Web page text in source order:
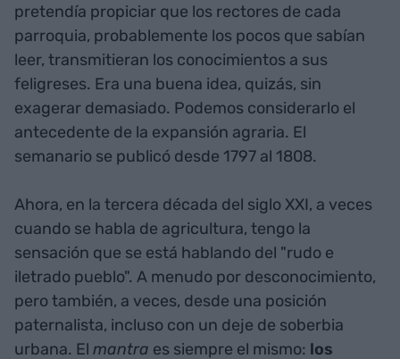
pretendía propiciar que los rectores de cada
parroquia, probablemente los pocos que sabían
leer, transmitieran los conocimientos a sus
feligreses. Era una buena idea, quizás, sin
exagerar demasiado. Podemos considerarlo el
antecedente de la expansión agraria. El
semanario se publicó desde 1797 al 1808.
Ahora, en la tercera década del siglo XXI, a veces
cuando se habla de agricultura, tengo la
sensación que se está hablando del "rudo e
iletrado pueblo". A menudo por desconocimiento,
pero también, a veces, desde una posición
paternalista, incluso con un deje de soberbia
urbana. El mantra es siempre el mismo: los